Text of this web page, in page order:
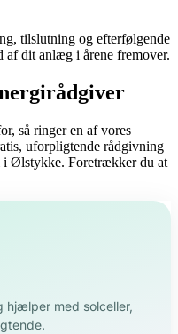
tilslutning og efterfølgende
af dit anlæg i årene fremover.
så ringer en af vores
uforpligtende rådgivning
i Ølstykke. Foretrækker du at